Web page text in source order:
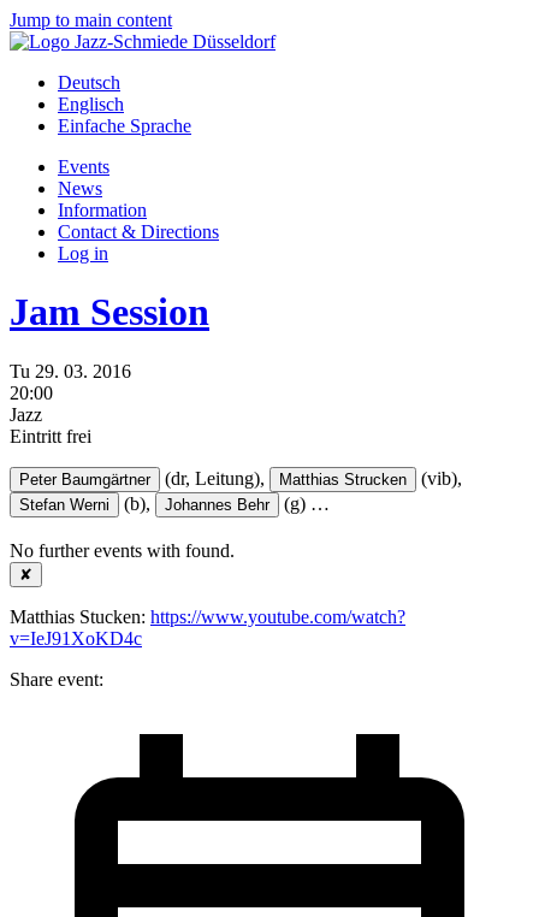
Jump to main content
Deutsch
Englisch
Einfache Sprache
Events
News
Information
Contact & Directions
Log in
Jam Session
Tu 29. 03. 2016
20:00
Jazz
Eintritt frei
Peter Baumgärtner (dr, Leitung), Matthias Strucken (vib),
Stefan Werni (b), Johannes Behr (g) …
No further events with found.
✘
Matthias Stucken: https://www.youtube.com/watch?
v=IeJ91XoKD4c
Share event: